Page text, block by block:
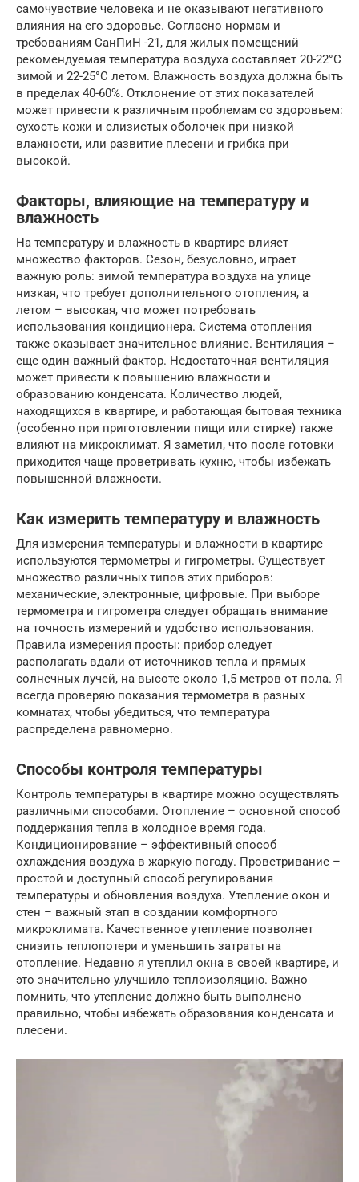
самочувствие человека и не оказывают негативного
влияния на его здоровье. Согласно нормам и
требованиям СанПиН -21, для жилых помещений
рекомендуемая температура воздуха составляет 20-22°C
зимой и 22-25°C летом. Влажность воздуха должна быть
в пределах 40-60%. Отклонение от этих показателей
может привести к различным проблемам со здоровьем:
сухость кожи и слизистых оболочек при низкой
влажности, или развитие плесени и грибка при
высокой.
Факторы, влияющие на температуру и
влажность
На температуру и влажность в квартире влияет
множество факторов. Сезон, безусловно, играет
важную роль: зимой температура воздуха на улице
низкая, что требует дополнительного отопления, а
летом – высокая, что может потребовать
использования кондиционера. Система отопления
также оказывает значительное влияние. Вентиляция –
еще один важный фактор. Недостаточная вентиляция
может привести к повышению влажности и
образованию конденсата. Количество людей,
находящихся в квартире, и работающая бытовая техника
(особенно при приготовлении пищи или стирке) также
влияют на микроклимат. Я заметил, что после готовки
приходится чаще проветривать кухню, чтобы избежать
повышенной влажности.
Как измерить температуру и влажность
Для измерения температуры и влажности в квартире
используются термометры и гигрометры. Существует
множество различных типов этих приборов:
механические, электронные, цифровые. При выборе
термометра и гигрометра следует обращать внимание
на точность измерений и удобство использования.
Правила измерения просты: прибор следует
располагать вдали от источников тепла и прямых
солнечных лучей, на высоте около 1,5 метров от пола. Я
всегда проверяю показания термометра в разных
комнатах, чтобы убедиться, что температура
распределена равномерно.
Способы контроля температуры
Контроль температуры в квартире можно осуществлять
различными способами. Отопление – основной способ
поддержания тепла в холодное время года.
Кондиционирование – эффективный способ
охлаждения воздуха в жаркую погоду. Проветривание –
простой и доступный способ регулирования
температуры и обновления воздуха. Утепление окон и
стен – важный этап в создании комфортного
микроклимата. Качественное утепление позволяет
снизить теплопотери и уменьшить затраты на
отопление. Недавно я утеплил окна в своей квартире, и
это значительно улучшило теплоизоляцию. Важно
помнить, что утепление должно быть выполнено
правильно, чтобы избежать образования конденсата и
плесени.